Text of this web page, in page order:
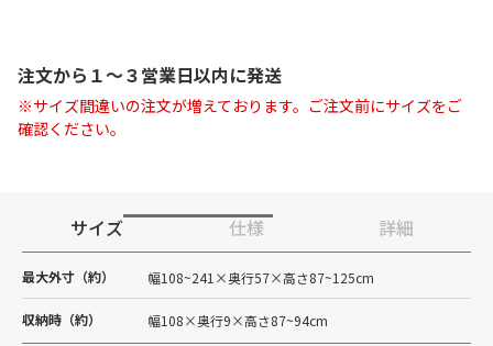
注文から１〜３営業日以内に発送
※サイズ間違いの注文が増えております。ご注文前にサイズをご
確認ください。
サイズ 仕様 詳細
最大外寸（約） 幅108~241×奥行57×高さ87~125cm
収納時（約） 幅108×奥行9×高さ87~94cm